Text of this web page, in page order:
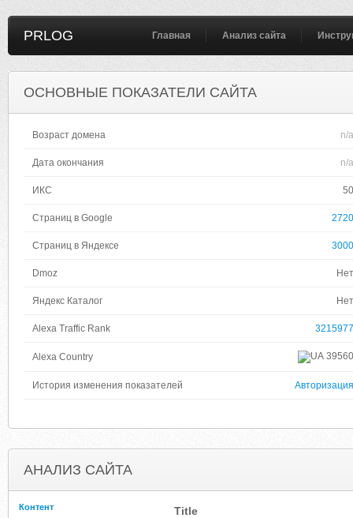
PRLOG Главная Анализ сайта
ОСНОВНЫЕ ПОКАЗАТЕЛИ САЙТА
Возраст домена n/a
Дата окончания n/a
ИКС 50
Страниц в Google 2720
Страниц в Яндексе 3000
Dmoz Нет
Яндекс Каталог Нет
Alexa Traffic Rank 3215977
Alexa Country 39560
История изменения показателей Авторизация
АНАЛИЗ САЙТА
Контент Title